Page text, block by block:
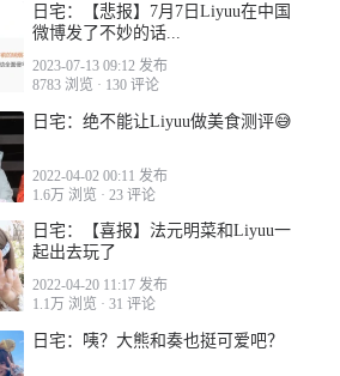
日宅：【悲报】7月7日Liyuu在中国
微博发了不妙的话...
2023-07-13 09:12 发布
8783 浏览 · 130 评论
日宅：绝不能让Liyuu做美食测评😅
2022-04-02 00:11 发布
1.6万 浏览 · 23 评论
日宅：【喜报】法元明菜和Liyuu一
起出去玩了
2022-04-20 11:17 发布
1.1万 浏览 · 31 评论
日宅：咦？大熊和奏也挺可爱吧？